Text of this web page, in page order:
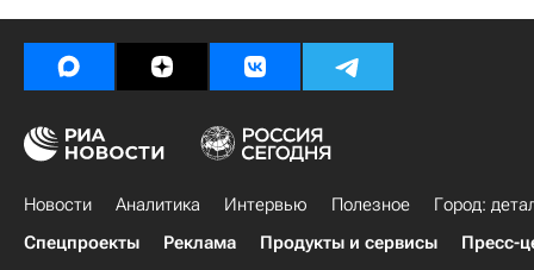
Новости Аналитика Интервью Полезное
Город:
Спецпроекты
Реклама Продукты и сервисы Пресс-